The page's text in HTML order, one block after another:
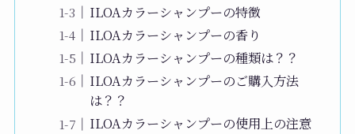
ILOAカラーシャンプーの特徴
ILOAカラーシャンプーの香り
ILOAカラーシャンプーの種類は？？
ILOAカラーシャンプーのご購入方法
は？？
ILOAカラーシャンプーの使用上の注意